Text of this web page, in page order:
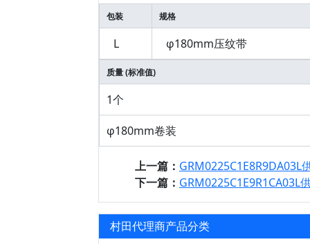
包装 规格
L φ180mm压纹带
质量 (标准值)
1个
φ180mm卷装
上一篇： GRM0225C1E8R9DA03L
下一篇： GRM0225C1E9R1CA03L
村田代理商产品分类